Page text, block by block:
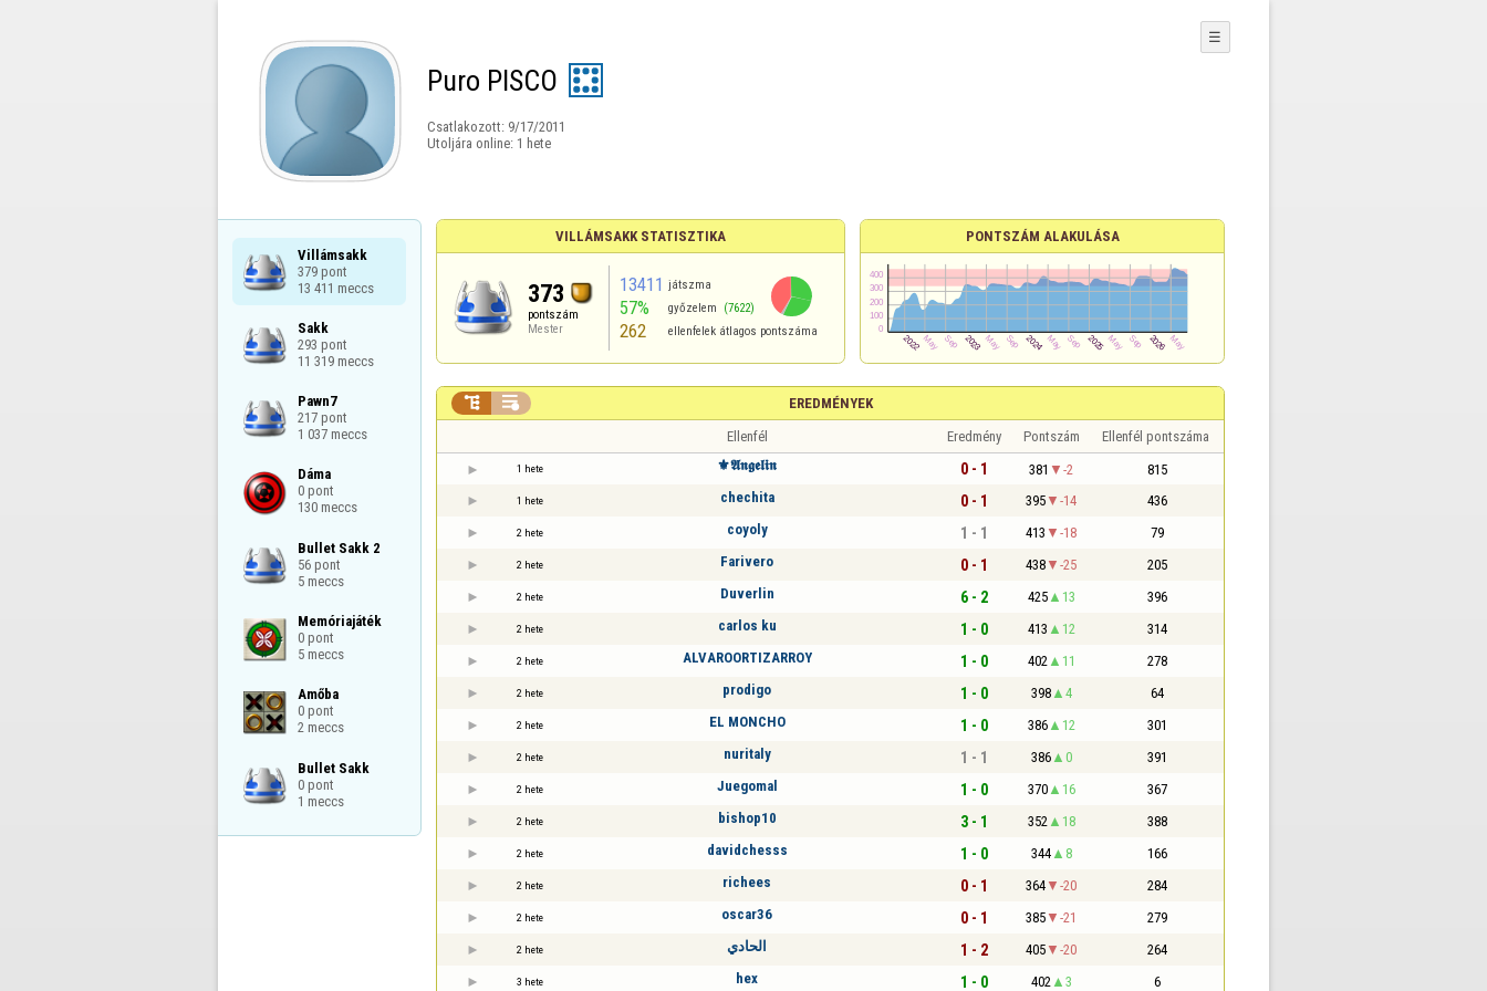
Puro PISCO
Csatlakozott: 9/17/2011
Utoljára online: 1 hete
☰
Villámsakk
379 pont
13 411 meccs
Sakk
293 pont
11 319 meccs
Pawn7
217 pont
1 037 meccs
Dáma
0 pont
130 meccs
Bullet Sakk 2
56 pont
5 meccs
Memóriajáték
0 pont
5 meccs
Amőba
0 pont
2 meccs
Bullet Sakk
0 pont
1 meccs
VILLÁMSAKK STATISZTIKA
373
pontszám
Mester
13411 játszma
57% győzelem (7622)
262 ellenfelek átlagos pontszáma
PONTSZÁM ALAKULÁSA
EREDMÉNYEK
 
Ellenfél Eredmény Pontszám Ellenfél pontszáma
1 hete ⚜️𝕬𝖓𝖌𝖊𝖑𝖎𝖓 0 - 1 381 -2 815
1 hete chechita 0 - 1 395 -14 436
2 hete coyoly 1 - 1 413 -18 79
2 hete Farivero 0 - 1 438 -25 205
2 hete Duverlin 6 - 2 425 13 396
2 hete carlos ku 1 - 0 413 12 314
2 hete ALVAROORTIZARROY 1 - 0 402 11 278
2 hete prodigo 1 - 0 398 4 64
2 hete EL MONCHO 1 - 0 386 12 301
2 hete nuritaly 1 - 1 386 0 391
2 hete Juegomal 1 - 0 370 16 367
2 hete bishop10 3 - 1 352 18 388
2 hete davidchesss 1 - 0 344 8 166
2 hete richees 0 - 1 364 -20 284
2 hete oscar36 0 - 1 385 -21 279
2 hete الحادي 1 - 2 405 -20 264
3 hete hex 1 - 0 402 3 6